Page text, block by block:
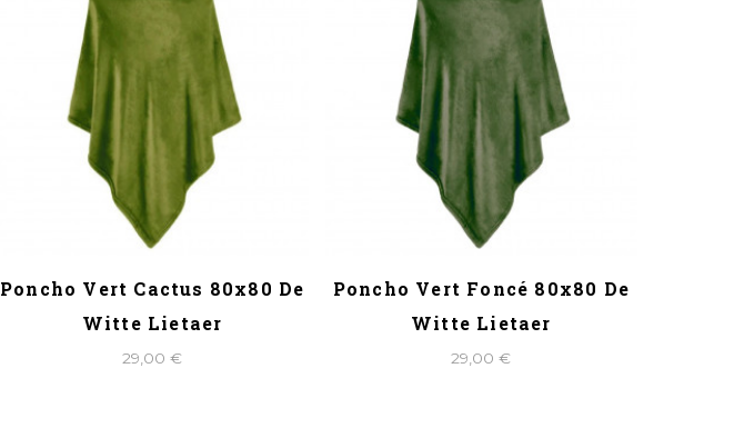
Poncho Vert Cactus 80x80 De
Witte Lietaer
29,00 €
Poncho Vert Foncé 80x80 De
Witte Lietaer
29,00 €